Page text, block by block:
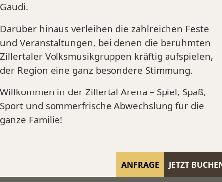
ANFRAGE JETZT
Gaudi.
Darüber hinaus verleihen die zahlreichen Feste
und Veranstaltungen, bei denen die berühmten
Zillertaler Volksmusikgruppen kräftig aufspielen,
der Region eine ganz besondere Stimmung.
Willkommen in der Zillertal Arena – Spiel, Spaß,
Sport und sommerfrische Abwechslung für die
ganze Familie!